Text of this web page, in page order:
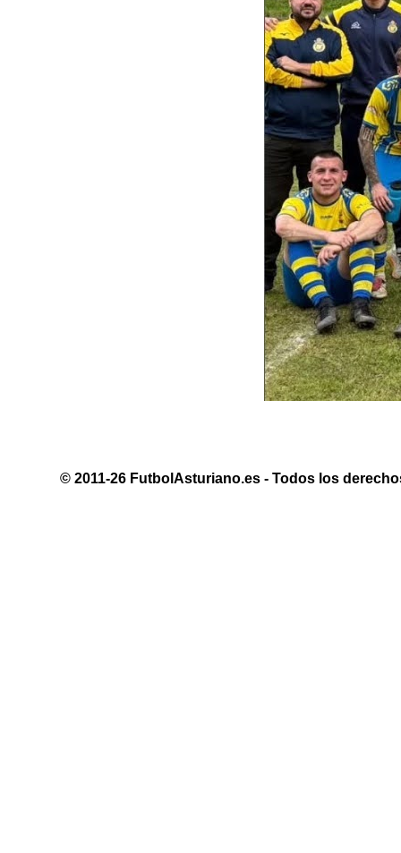
© 2011-26 FutbolAsturiano.es - Todos los